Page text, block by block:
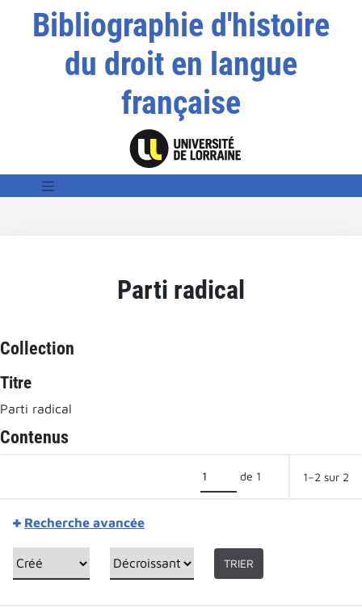
Bibliographie d'histoire
du droit en langue
française
Parti radical
Collection
Titre
Parti radical
Contenus
de 1 1–2 sur 2
Recherche avancée
TRIER